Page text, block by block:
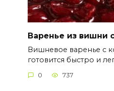
Варенье из вишни
Вишневое варенье с
готовится быстро и
0 737